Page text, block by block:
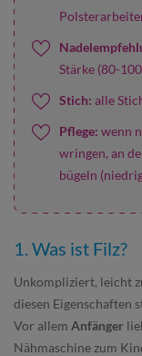
Stärke (80-
Stich: alle
Pflege: wenn
wringen, an
bügeln
1. Was ist Filz?
Unkompliziert, leicht
diesen Eigenschaften
Vor allem Anfänger
Nähmaschine zum